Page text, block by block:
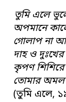
তুমি এলে
অপমানে
গোলাপ না
দাহ ও
কৃপণ
তোমার অমল
(তুমি এলে,